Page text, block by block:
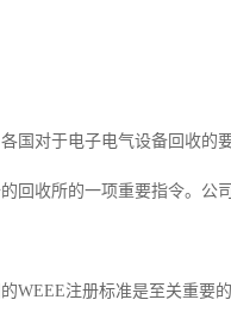
国对于电子电气设备回收的
回收所的一项重要指令。
WEEE注册标准是至关重要